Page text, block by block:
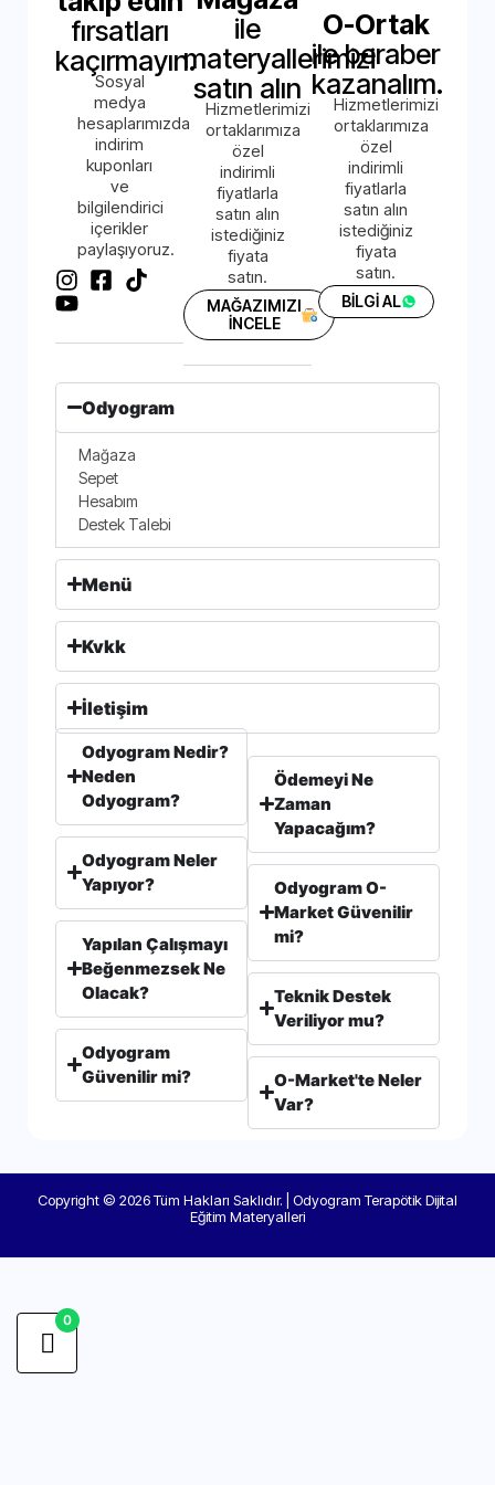
fırsatları
kaçırmayın.
Sosyal
medya
hesaplarımızda
indirim
kuponları
ve
bilgilendirici
içerikler
paylaşıyoruz.
ile
materyallerimizi
satın alın
Hizmetlerimizi
ortaklarımıza
özel
indirimli
fiyatlarla
satın alın
istediğiniz
fiyata
satın.
MAĞAZIMIZI
İNCELE
O-Ortak
ile beraber
kazanalım.
Hizmetlerimizi
ortaklarımıza
özel
indirimli
fiyatlarla
satın alın
istediğiniz
fiyata
satın.
BİLGİ AL
Odyogram
Mağaza
Sepet
Hesabım
Destek Talebi
Menü
Kvkk
İletişim
Odyogram Nedir?
Neden
Odyogram?
Odyogram Neler
Yapıyor?
Yapılan Çalışmayı
Beğenmezsek Ne
Olacak?
Odyogram
Güvenilir mi?
Ödemeyi Ne
Zaman
Yapacağım?
Odyogram O-
Market Güvenilir
mi?
Teknik Destek
Veriliyor mu?
O-Market'te Neler
Var?
Copyright © 2026 Tüm Hakları Saklıdır. | Odyogram Terapötik Dijital
Eğitim Materyalleri
0